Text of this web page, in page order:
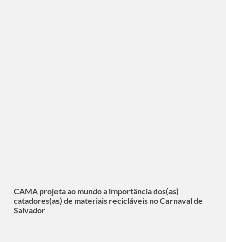
CAMA projeta ao mundo a importância dos(as)
catadores(as) de materiais recicláveis no Carnaval de
Salvador